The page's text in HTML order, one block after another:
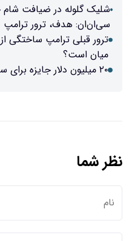
شلیک گلوله در ضیافت شام
سی‌ان‌ان: هدف، ترور
ترور قبلی ترامپ ساختگی
میان است؟
۲۰ میلیون دلار جایزه برای سر ترامپ!
نظر شما